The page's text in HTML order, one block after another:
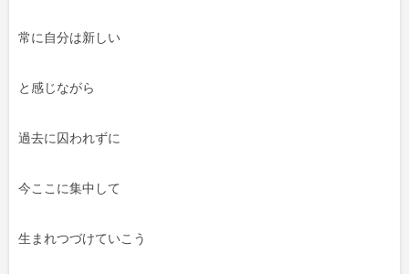
常に自分は新しい
と感じながら
過去に囚われずに
今ここに集中して
生まれつづけていこう